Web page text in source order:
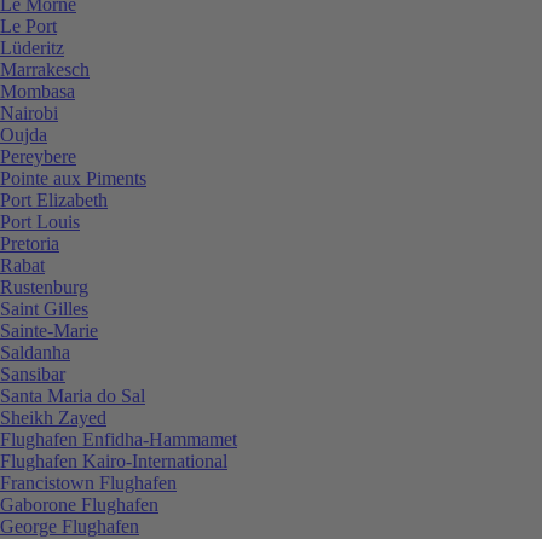
Le Port
Lüderitz
Marrakesch
Mombasa
Nairobi
Oujda
Pereybere
Pointe aux Piments
Port Elizabeth
Port Louis
Pretoria
Rabat
Rustenburg
Saint Gilles
Sainte-Marie
Saldanha
Sansibar
Santa Maria do Sal
Sheikh Zayed
Flughafen Enfidha-Hammamet
Flughafen Kairo-International
Francistown Flughafen
Gaborone Flughafen
George Flughafen